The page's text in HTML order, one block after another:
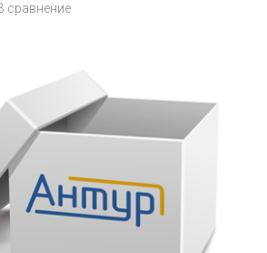
сравнение